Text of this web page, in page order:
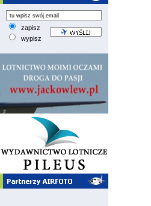
zapisz
wypisz